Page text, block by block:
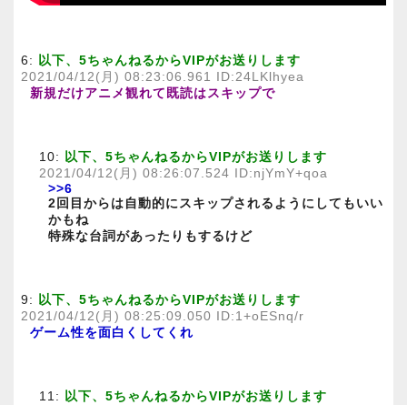
6: 以下、5ちゃんねるからVIPがお送りします
2021/04/12(月) 08:23:06.961 ID:24LKlhyea
新規だけアニメ観れて既読はスキップで
10: 以下、5ちゃんねるからVIPがお送りします
2021/04/12(月) 08:26:07.524 ID:njYmY+qoa
>>6
2回目からは自動的にスキップされるようにしてもいい
かもね
特殊な台詞があったりもするけど
9: 以下、5ちゃんねるからVIPがお送りします
2021/04/12(月) 08:25:09.050 ID:1+oESnq/r
ゲーム性を面白くしてくれ
11: 以下、5ちゃんねるからVIPがお送りします